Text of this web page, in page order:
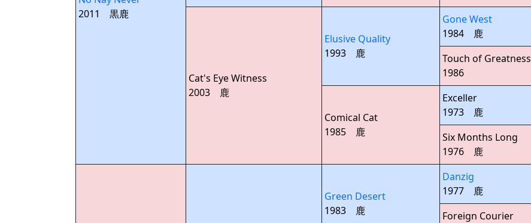
2011 黒鹿
Cat's Eye Witness
2003 鹿
Elusive Quality
1993 鹿
Gone West
1984 鹿
Touch of Greatness
1986
Comical Cat
1985 鹿
Exceller
1973 鹿
Six Months Long
1976 鹿
Green Desert
1983 鹿
Danzig
1977 鹿
Foreign Courier